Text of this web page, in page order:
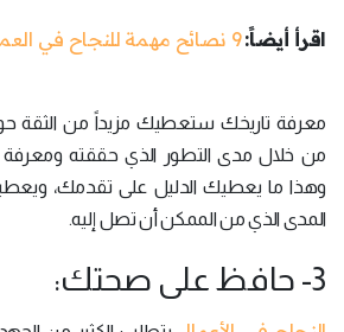
اقرأ أيضاً:9 نصائح مهمة للنجاح في العمل
معرفة تاريخك ستعطيك مزيداً من
من خلال مدى التطور الذي حققته
وهذا ما يعطيك الدليل على تقدمك،
المدى الذي من الممكن أن تصل إليه.
3- حافظ على صحتك: